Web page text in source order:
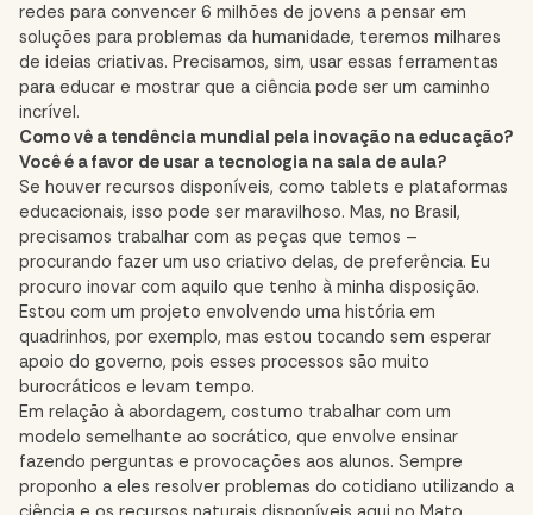
redes para convencer 6 milhões de jovens a pensar em
soluções para problemas da humanidade, teremos milhares
de ideias criativas. Precisamos, sim, usar essas ferramentas
para educar e mostrar que a ciência pode ser um caminho
incrível.
Como vê a tendência mundial pela inovação na educação?
Você é a favor de usar a tecnologia na sala de aula?
Se houver recursos disponíveis, como tablets e plataformas
educacionais, isso pode ser maravilhoso. Mas, no Brasil,
precisamos trabalhar com as peças que temos –
procurando fazer um uso criativo delas, de preferência. Eu
procuro inovar com aquilo que tenho à minha disposição.
Estou com um projeto envolvendo uma história em
quadrinhos, por exemplo, mas estou tocando sem esperar
apoio do governo, pois esses processos são muito
burocráticos e levam tempo.
Em relação à abordagem, costumo trabalhar com um
modelo semelhante ao socrático, que envolve ensinar
fazendo perguntas e provocações aos alunos. Sempre
proponho a eles resolver problemas do cotidiano utilizando a